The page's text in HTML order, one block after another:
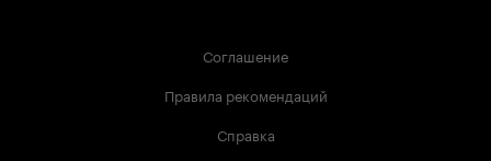
Соглашение
Правила рекомендаций
Справка